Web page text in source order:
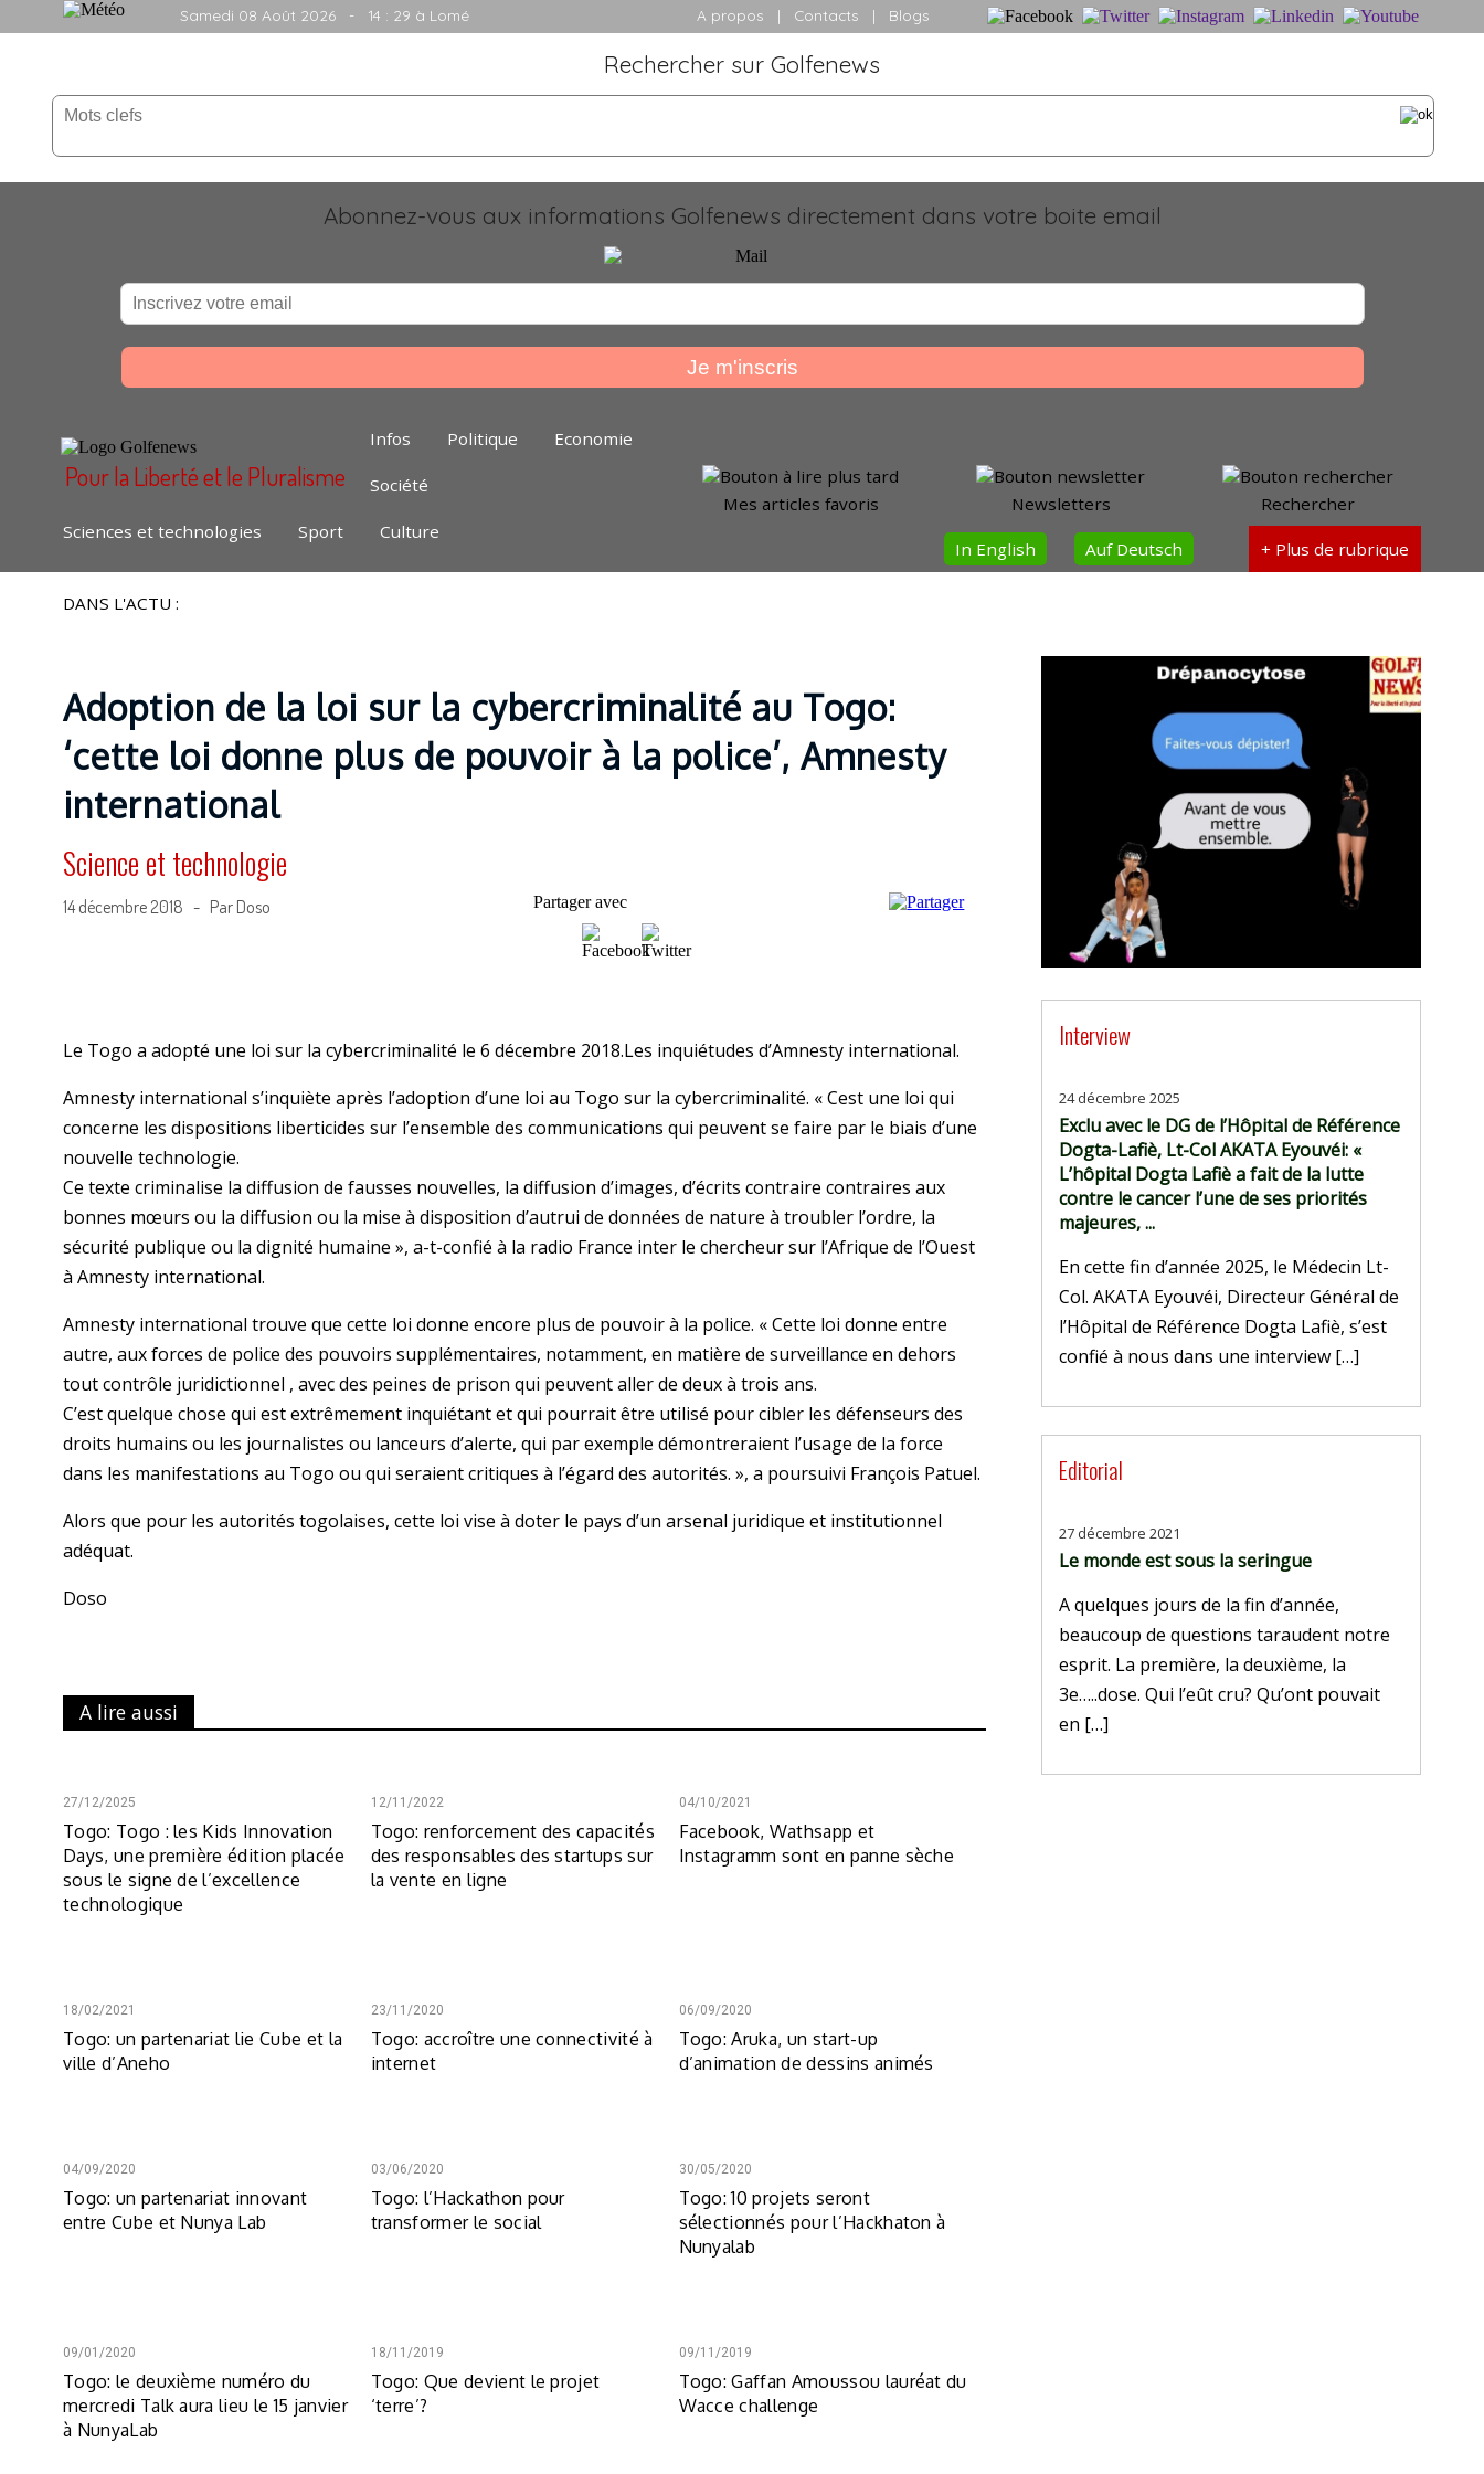
Samedi 08 Août 2026 - 14 : 29 à Lomé A propos | Contacts | Blogs
Rechercher sur Golfenews
Abonnez-vous aux informations Golfenews directement dans votre boite email
Pour la Liberté et le Pluralisme
Rechercher
Newsletters
Mes articles favoris
Infos Politique Economie
Société
Sciences et technologies Sport
Culture
+ Plus de rubrique
Auf Deutsch
In English
DANS L'ACTU :
Adoption de la loi sur la cybercriminalité au Togo:
‘cette loi donne plus de pouvoir à la police’, Amnesty
international
Science et technologie
14 décembre 2018 - Par Doso Partager avec
Le Togo a adopté une loi sur la cybercriminalité le 6 décembre 2018.Les inquiétudes d’Amnesty international.
Amnesty international s’inquiète après l’adoption d’une loi au Togo sur la cybercriminalité. « Cest une loi qui
concerne les dispositions liberticides sur l’ensemble des communications qui peuvent se faire par le biais d’une
nouvelle technologie.
Ce texte criminalise la diffusion de fausses nouvelles, la diffusion d’images, d’écrits contraire contraires aux
bonnes mœurs ou la diffusion ou la mise à disposition d’autrui de données de nature à troubler l’ordre, la
sécurité publique ou la dignité humaine », a-t-confié à la radio France inter le chercheur sur l’Afrique de l’Ouest
à Amnesty international.
Amnesty international trouve que cette loi donne encore plus de pouvoir à la police. « Cette loi donne entre
autre, aux forces de police des pouvoirs supplémentaires, notamment, en matière de surveillance en dehors
tout contrôle juridictionnel , avec des peines de prison qui peuvent aller de deux à trois ans.
C’est quelque chose qui est extrêmement inquiétant et qui pourrait être utilisé pour cibler les défenseurs des
droits humains ou les journalistes ou lanceurs d’alerte, qui par exemple démontreraient l’usage de la force
dans les manifestations au Togo ou qui seraient critiques à l’égard des autorités. », a poursuivi François Patuel.
Alors que pour les autorités togolaises, cette loi vise à doter le pays d’un arsenal juridique et institutionnel
adéquat.
Doso
A lire aussi
27/12/2025
Togo: Togo : les Kids Innovation
Days, une première édition placée
sous le signe de l’excellence
technologique
12/11/2022
Togo: renforcement des capacités
des responsables des startups sur
la vente en ligne
04/10/2021
Facebook, Wathsapp et
Instagramm sont en panne sèche
18/02/2021
Togo: un partenariat lie Cube et la
ville d’Aneho
23/11/2020
Togo: accroître une connectivité à
internet
06/09/2020
Togo: Aruka, un start-up
d’animation de dessins animés
04/09/2020
Togo: un partenariat innovant
entre Cube et Nunya Lab
03/06/2020
Togo: l’Hackathon pour
transformer le social
30/05/2020
Togo: 10 projets seront
sélectionnés pour l’Hackhaton à
Nunyalab
09/01/2020
Togo: le deuxième numéro du
mercredi Talk aura lieu le 15 janvier
à NunyaLab
18/11/2019
Togo: Que devient le projet
‘terre’?
09/11/2019
Togo: Gaffan Amoussou lauréat du
Wacce challenge
Interview
24 décembre 2025
Exclu avec le DG de l’Hôpital de Référence
Dogta-Lafiè, Lt-Col AKATA Eyouvéi: «
L’hôpital Dogta Lafiè a fait de la lutte
contre le cancer l’une de ses priorités
majeures, ...
En cette fin d’année 2025, le Médecin Lt-
Col. AKATA Eyouvéi, Directeur Général de
l’Hôpital de Référence Dogta Lafiè, s’est
confié à nous dans une interview […]
Editorial
27 décembre 2021
Le monde est sous la seringue
A quelques jours de la fin d’année,
beaucoup de questions taraudent notre
esprit. La première, la deuxième, la
3e…..dose. Qui l’eût cru? Qu’ont pouvait
en […]